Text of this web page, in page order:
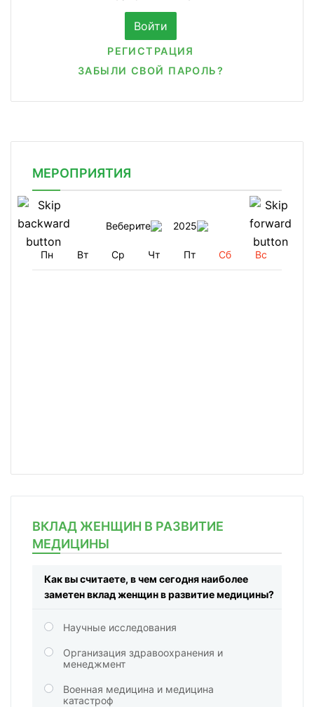
РЕГИСТРАЦИЯ
ЗАБЫЛИ СВОЙ ПАРОЛЬ?
МЕРОПРИЯТИЯ
Веберите 2025
Пн Вт Ср Чт Пт Сб Вс
ВКЛАД ЖЕНЩИН В РАЗВИТИЕ
МЕДИЦИНЫ
Как вы считаете, в чем сегодня наиболее
заметен вклад женщин в развитие медицины?
Научные исследования
Организация здравоохранения и
менеджмент
Военная медицина и медицина
катастроф